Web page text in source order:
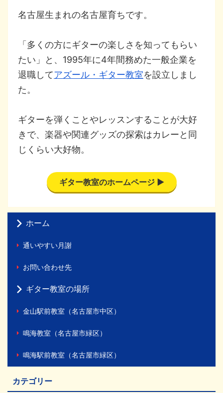
名古屋生まれの名古屋育ちです。
「多くの方にギターの楽しさを知ってもらい
たい」と、1995年に4年間務めた一般企業を
退職してアズール・ギター教室を設立しまし
た。
ギターを弾くことやレッスンすることが大好
きで、楽器や関連グッズの探索はカレーと同
じくらい大好物。
ギター教室のホームページ ▶
ホーム
通いやすい月謝
お問い合わせ先
ギター教室の場所
金山駅前教室（名古屋市中区）
鳴海教室（名古屋市緑区）
鳴海駅前教室（名古屋市緑区）
カテゴリー